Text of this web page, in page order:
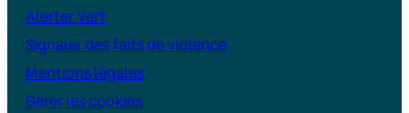
Alerter Vert
Signaler des faits de violence
Mentions légales
Gérer les cookies